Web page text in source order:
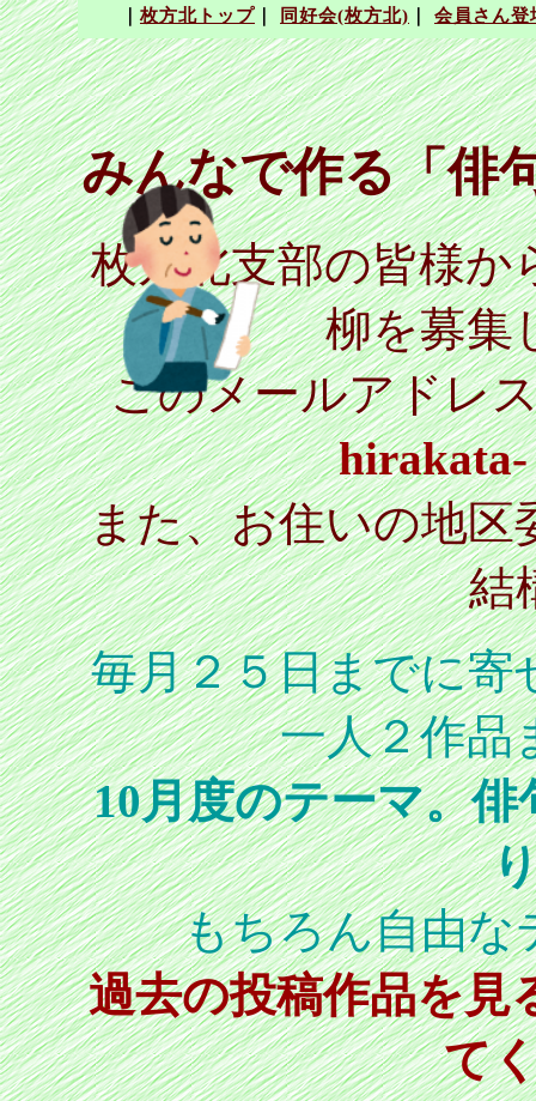
みんなで作る「俳
枚方北支部の皆様か
柳を募集
このメールアドレ
hirakata-
また、お住いの地区
結
毎月２５日までに寄
一人２作品
10月度のテーマ。
もちろん自由な
過去の投稿作品を見
て